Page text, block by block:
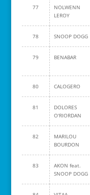
77
NOLWENN
LEROY
78 SNOOP DOGG
79 BENABAR
80 CALOGERO
81
DOLORES
O'RIORDAN
82
MARILOU
BOURDON
83
AKON feat.
SNOOP DOGG